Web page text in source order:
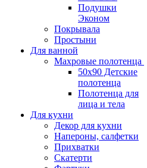
Подушки
Эконом
Покрывала
Простыни
Для ванной
Махровые полотенца
50х90 Детские
полотенца
Полотенца для
лица и тела
Для кухни
Декор для кухни
Напероны, салфетки
Прихватки
Скатерти